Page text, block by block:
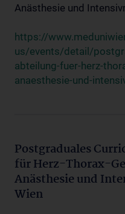
Anästhesie und
https://
us/events/detail/
abteilung-fuer-herz-
anaesthesie-und-
Postgraduales
für Herz-Thorax-
Anästhesie und
Wien